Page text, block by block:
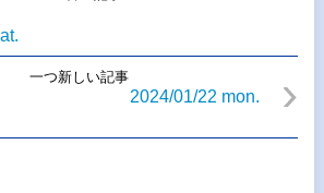
一つ新しい記事
2024/01/22 mon.